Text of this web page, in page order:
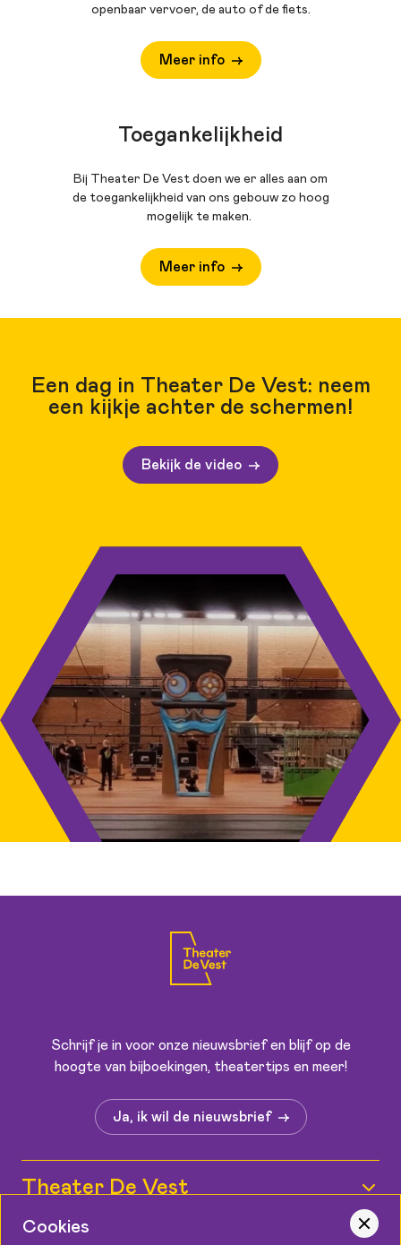
openbaar vervoer, de auto of de fiets.
Meer info
Toegankelijkheid
Bij Theater De Vest doen we er alles aan om
de toegankelijkheid van ons gebouw zo hoog
mogelijk te maken.
Meer info
Een dag in Theater De Vest: neem
een kijkje achter de schermen!
Bekijk de video
Schrijf je in voor onze nieuwsbrief en blijf op de
hoogte van bijboekingen, theatertips en meer!
Ja, ik wil de nieuwsbrief
Theater De Vest
Wie zijn wij?
Cookies